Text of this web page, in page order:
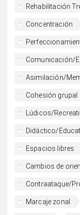
Rehabilitación
Concentración
Comunicación/
Asimilación/
Cohesión grupal
Lúdicos/
Didáctico/
Espacios libres
Cambios de
Contraataque/
Marcaje zonal